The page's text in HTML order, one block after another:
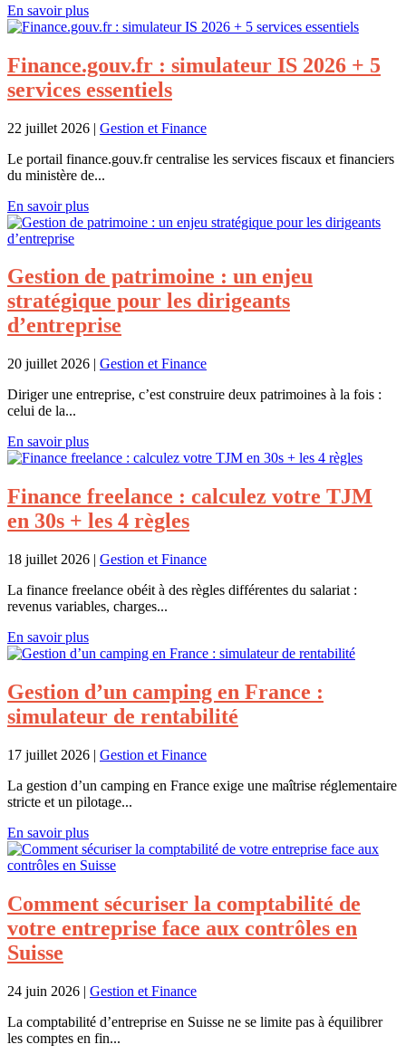
En savoir plus
Finance.gouv.fr : simulateur IS 2026 + 5
services essentiels
22 juillet 2026 | Gestion et Finance
Le portail finance.gouv.fr centralise les services fiscaux et financiers
du ministère de...
En savoir plus
Gestion de patrimoine : un enjeu
stratégique pour les dirigeants
d’entreprise
20 juillet 2026 | Gestion et Finance
Diriger une entreprise, c’est construire deux patrimoines à la fois :
celui de la...
En savoir plus
Finance freelance : calculez votre TJM
en 30s + les 4 règles
18 juillet 2026 | Gestion et Finance
La finance freelance obéit à des règles différentes du salariat :
revenus variables, charges...
En savoir plus
Gestion d’un camping en France :
simulateur de rentabilité
17 juillet 2026 | Gestion et Finance
La gestion d’un camping en France exige une maîtrise réglementaire
stricte et un pilotage...
En savoir plus
Comment sécuriser la comptabilité de
votre entreprise face aux contrôles en
Suisse
24 juin 2026 | Gestion et Finance
La comptabilité d’entreprise en Suisse ne se limite pas à équilibrer
les comptes en fin...